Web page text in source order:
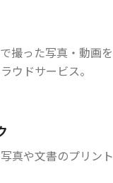
撮った写真・動画を
ウドサービス。
真や文書のプリント